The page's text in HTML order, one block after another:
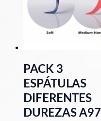
PACK 3
ESPÁTULAS
DIFERENTES
DUREZAS A97